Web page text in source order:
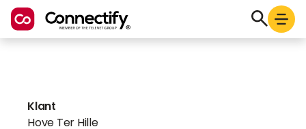
Klant
Hove Ter Hille